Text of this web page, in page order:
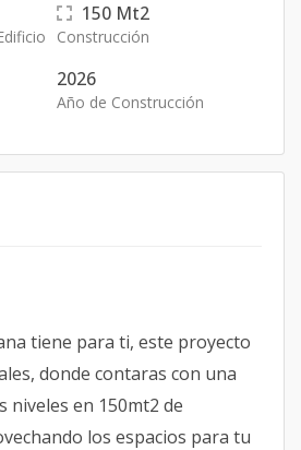
150 Mt2
Construcción
2026
Año de Construcción
tiene para ti, este proyecto
donde contaras con una
niveles en 150mt2 de
los espacios para tu